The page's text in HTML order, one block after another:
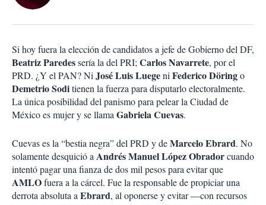
s
o
m
p
a
r
i
Si hoy fuera la elección de candidatos a jefe de Gobierno del DF,
Beatriz Paredessería la del PRI; Carlos Navarrete, por el
PRD. ¿Y el PAN? Ni José Luis Luegeni Federico Döringo
Demetrio Soditienen la fuerza para disputarlo electoralmente.
La única posibilidad del panismo para pelear la Ciudad de
México es mujer y se llama Gabriela Cuevas.
Cuevas es la “bestia negra” del PRD y deMarcelo Ebrard. No
solamente desquició a AndrésManuel López Obradorcuando
intentó pagar una fianza de dos mil pesos para evitar que
AMLOfuera a la cárcel. Fue la responsable de propiciar una
derrota absoluta a Ebrard, al oponerse y evitar —con recursos